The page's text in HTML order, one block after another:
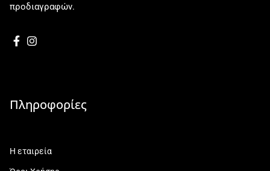
προδιαγραφών.
Πληροφορίες
Η εταιρεία